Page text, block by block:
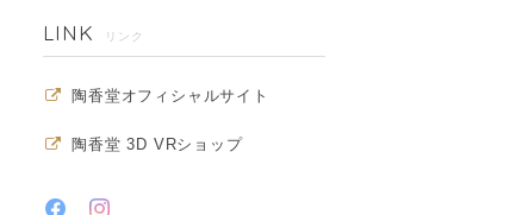
LINK リンク
陶香堂オフィシャルサイト
陶香堂 3D VRショップ